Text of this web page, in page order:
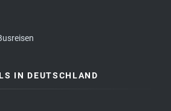
IN DEUTSCHLAND